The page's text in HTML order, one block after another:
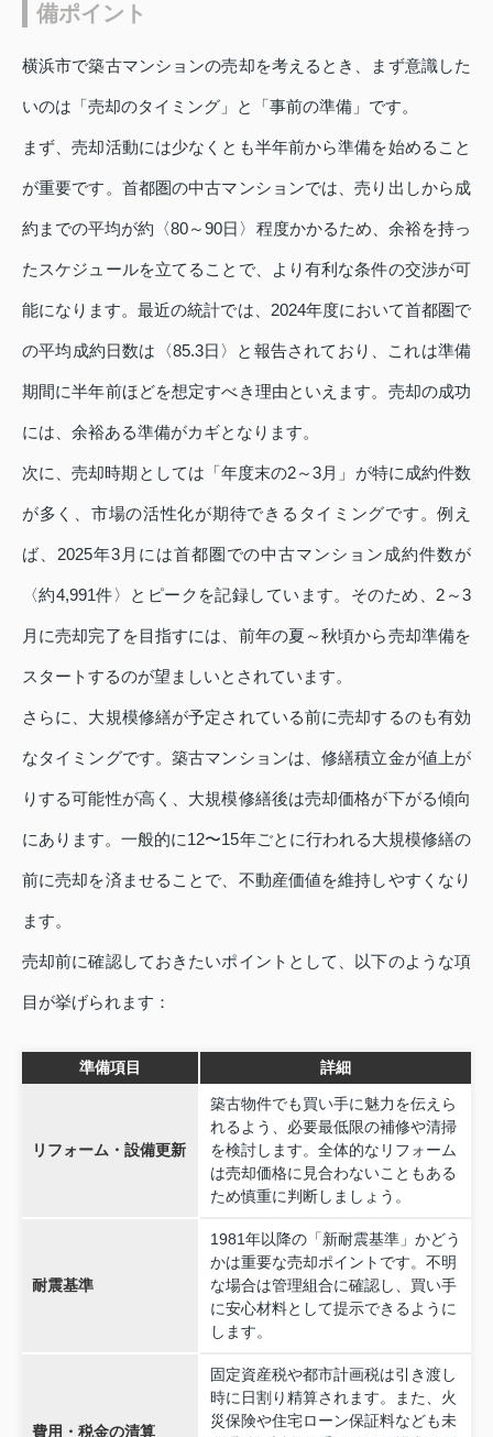
備ポイント
横浜市で築古マンションの売却を考えるとき、まず意識した
いのは「売却のタイミング」と「事前の準備」です。
まず、売却活動には少なくとも半年前から準備を始めること
が重要です。首都圏の中古マンションでは、売り出しから成
約までの平均が約〈80～90日〉程度かかるため、余裕を持っ
たスケジュールを立てることで、より有利な条件の交渉が可
能になります。最近の統計では、2024年度において首都圏で
の平均成約日数は〈85.3日〉と報告されており、これは準備
期間に半年前ほどを想定すべき理由といえます。売却の成功
には、余裕ある準備がカギとなります。
次に、売却時期としては「年度末の2～3月」が特に成約件数
が多く、市場の活性化が期待できるタイミングです。例え
ば、2025年3月には首都圏での中古マンション成約件数が
〈約4,991件〉とピークを記録しています。そのため、2～3
月に売却完了を目指すには、前年の夏～秋頃から売却準備を
スタートするのが望ましいとされています。
さらに、大規模修繕が予定されている前に売却するのも有効
なタイミングです。築古マンションは、修繕積立金が値上が
りする可能性が高く、大規模修繕後は売却価格が下がる傾向
にあります。一般的に12〜15年ごとに行われる大規模修繕の
前に売却を済ませることで、不動産価値を維持しやすくなり
ます。
売却前に確認しておきたいポイントとして、以下のような項
目が挙げられます：
準備項目 詳細
リフォーム・設備更新
築古物件でも買い手に魅力を伝えら
れるよう、必要最低限の補修や清掃
を検討します。全体的なリフォーム
は売却価格に見合わないこともある
ため慎重に判断しましょう。
耐震基準
1981年以降の「新耐震基準」かどう
かは重要な売却ポイントです。不明
な場合は管理組合に確認し、買い手
に安心材料として提示できるように
します。
費用・税金の清算
固定資産税や都市計画税は引き渡し
時に日割り精算されます。また、火
災保険や住宅ローン保証料なども未